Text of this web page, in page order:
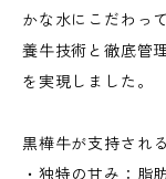
かな水にこだわっ
養牛技術と徹底管
を実現しました。
黒樺牛が支持され
・独特の甘み：脂